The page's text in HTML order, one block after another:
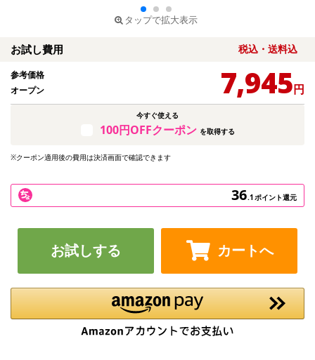
タップで拡大表示
お試し費用 税込・送料込
参考価格
オープン
7,945円
今すぐ使える
100円OFFクーポン を取得する
※クーポン適用後の費用は決済画面で確認できます
36.1ポイント還元
お試しする カートへ